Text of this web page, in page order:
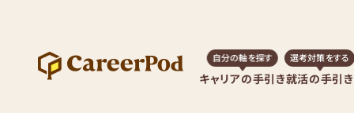
キャリアの手引き
自分の軸を探す
就活の手引き
選考対策をする